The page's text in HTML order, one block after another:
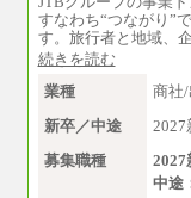
すなわち“つながり”
す。旅行者と地域、
続きを読む
業種
商社
新卒／中途
2027
募集職種
2027
中途